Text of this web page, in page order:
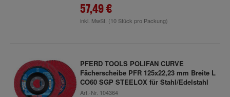
57,49 €
inkl. MwSt. (10 Stück pro Packung)
PFERD TOOLS POLIFAN CURVE
Fächerscheibe PFR 125x22,23 mm Breite L
CO60 SGP STEELOX für Stahl/Edelstahl
Art.-Nr. 104364